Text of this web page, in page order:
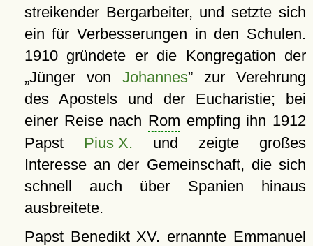
streikender Bergarbeiter, und setzte sich
ein für Verbesserungen in den Schulen.
1910 gründete er die Kongregation der
Jünger von Johannes zur Verehrung
des Apostels und der Eucharistie; bei
einer Reise nach Rom empfing ihn 1912
Papst Pius X. und zeigte großes
Interesse an der Gemeinschaft, die sich
schnell auch über Spanien hinaus
ausbreitete.
Papst Benedikt XV. ernannte Emmanuel